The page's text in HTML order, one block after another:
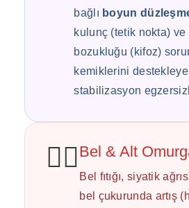
bağlı boyun
kulunç (tetik nokta) ve
bozukluğu (kifoz)
kemiklerini
stabilizasyon
🧍‍♀️Bel & Alt
Bel fıtığı, siyatik
bel çukurunda artış